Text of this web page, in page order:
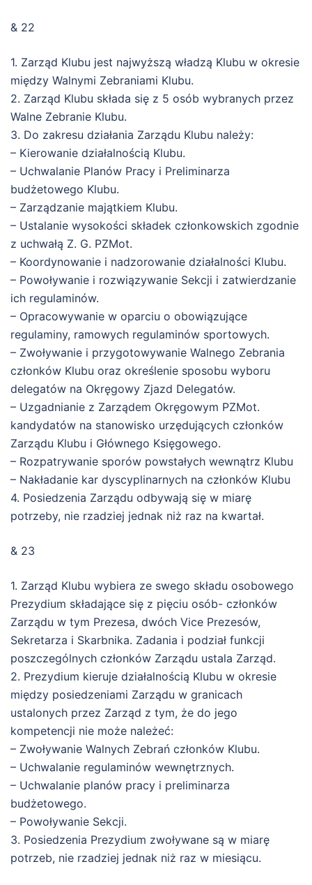
& 22
1. Zarząd Klubu jest najwyższą władzą Klubu w okresie
między Walnymi Zebraniami Klubu.
2. Zarząd Klubu składa się z 5 osób wybranych przez
Walne Zebranie Klubu.
3. Do zakresu działania Zarządu Klubu należy:
– Kierowanie działalnością Klubu.
– Uchwalanie Planów Pracy i Preliminarza
budżetowego Klubu.
– Zarządzanie majątkiem Klubu.
– Ustalanie wysokości składek członkowskich zgodnie
z uchwałą Z. G. PZMot.
– Koordynowanie i nadzorowanie działalności Klubu.
– Powoływanie i rozwiązywanie Sekcji i zatwierdzanie
ich regulaminów.
– Opracowywanie w oparciu o obowiązujące
regulaminy, ramowych regulaminów sportowych.
– Zwoływanie i przygotowywanie Walnego Zebrania
członków Klubu oraz określenie sposobu wyboru
delegatów na Okręgowy Zjazd Delegatów.
– Uzgadnianie z Zarządem Okręgowym PZMot.
kandydatów na stanowisko urzędujących członków
Zarządu Klubu i Głównego Księgowego.
– Rozpatrywanie sporów powstałych wewnątrz Klubu
– Nakładanie kar dyscyplinarnych na członków Klubu
4. Posiedzenia Zarządu odbywają się w miarę
potrzeby, nie rzadziej jednak niż raz na kwartał.
& 23
1. Zarząd Klubu wybiera ze swego składu osobowego
Prezydium składające się z pięciu osób- członków
Zarządu w tym Prezesa, dwóch Vice Prezesów,
Sekretarza i Skarbnika. Zadania i podział funkcji
poszczególnych członków Zarządu ustala Zarząd.
2. Prezydium kieruje działalnością Klubu w okresie
między posiedzeniami Zarządu w granicach
ustalonych przez Zarząd z tym, że do jego
kompetencji nie może należeć:
– Zwoływanie Walnych Zebrań członków Klubu.
– Uchwalanie regulaminów wewnętrznych.
– Uchwalanie planów pracy i preliminarza
budżetowego.
– Powoływanie Sekcji.
3. Posiedzenia Prezydium zwoływane są w miarę
potrzeb, nie rzadziej jednak niż raz w miesiącu.